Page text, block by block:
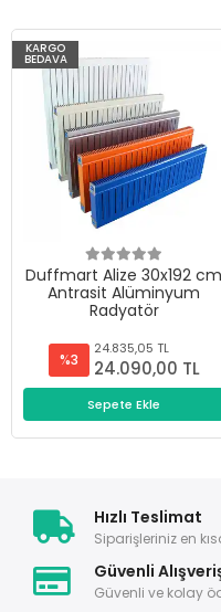
KARGO
BEDAVA
Duffmart Alize 30x192 cm
Antrasit Alüminyum
Radyatör
%3
24.835,05 TL
24.090,00 TL
Sepete Ekle
Hızlı Teslimat
Siparişleriniz en
Güvenli
Güvenli ve kolay